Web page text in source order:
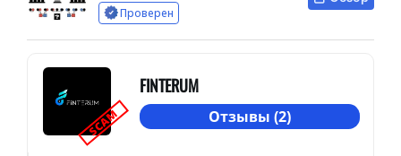
Проверен
SCAM
FINTERUM
Отзывы (2)